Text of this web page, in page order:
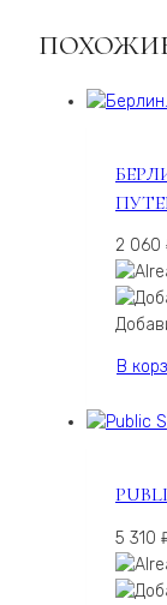
2 060
В
5 310